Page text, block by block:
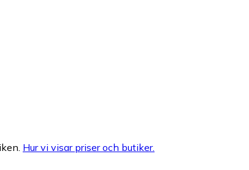
Hur vi visar priser och butiker.